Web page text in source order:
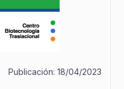
Publicación: 18/04/2023